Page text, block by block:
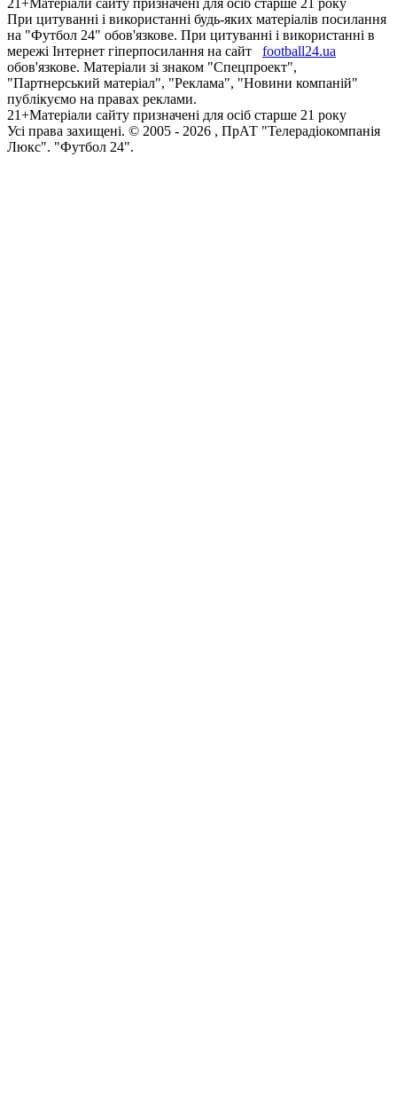
21+Матеріали сайту призначені для осіб старше 21 року
При цитуванні і використанні будь-яких матеріалів посилання
на "Футбол 24" обов'язкове. При цитуванні і використанні в
мережі Інтернет гіперпосилання на сайт
football24.ua
обов'язкове. Матеріали зі знаком "Спецпроект",
"Партнерський матеріал", "Реклама", "Новини компаній"
публікуємо на правах реклами.
21+Матеріали сайту призначені для осіб старше 21 року
Усi права захищенi. © 2005 - 2026 , ПрАТ "Телерадіокомпанія
Люкс". "Футбол 24".